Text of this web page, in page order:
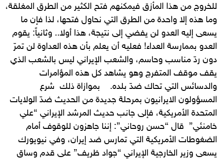
للخروج من هذا المأزق فيمكنهم فتح الكثير من الطرق المغلقة،
وما هذه إلا واحدة من الطرق التي نحاول فتحها، لذا فإن ما
يسعى إليه العدو لن يفضي إلى نتيجة، هذا أولا.. وثانياً: يقوم
العدو بممارسة العداء! فعليه أن يعلم بأن هذه العداوة لن تمرّ
دون ردّ مناسب وحاسم، والشعب الإيراني ليس بالشعب الذي
يقف موقف المتفرج وهو يشاهد كل هذه المؤامرات
والدسائس التي تحاك ضدّ بلده. بموازاة ذلك شرع
المسؤولون الايرانيون بمرحلة جديدة من الحديث ضدّ الولايات
المتحدة الأمريكية، فإلى جانب حديث المرشد الإيراني “علي
خامنئي” قال “حسن روحاني”: إننا جاهزون للوقوف أمام
الضغوطات الأمريكية التي تمارس ضد إيران، وفي نيويورك
يسعى وزير الخارجية الإيراني “جواد ظريف” على قدم وساق